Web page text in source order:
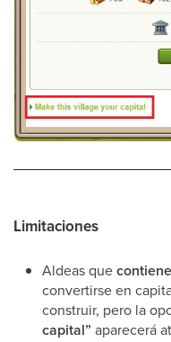
Limitaciones
Aldeas que
convertirse en
construir, pero la
capital” aparecerá